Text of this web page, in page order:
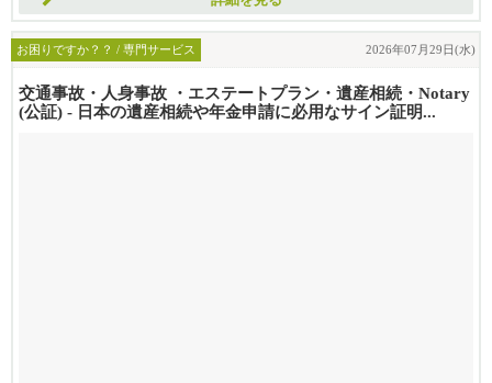
お困りですか？？ / 専門サービス 2026年07月29日(水)
交通事故・人身事故 ・エステートプラン・遺産相続・Notary
(公証) - 日本の遺産相続や年金申請に必用なサイン証明...